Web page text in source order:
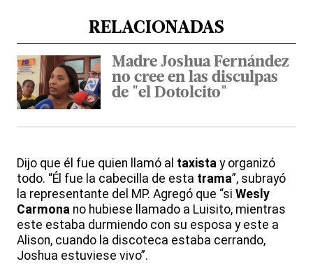
RELACIONADAS
Madre Joshua Fernández
no cree en las disculpas
de "el Dotolcito"
Dijo que él fue quien llamó al taxista y organizó
todo. “Él fue la cabecilla de esta trama”, subrayó
la representante del MP. Agregó que “si Wesly
Carmona no hubiese llamado a Luisito, mientras
este estaba durmiendo con su esposa y este a
Alison, cuando la discoteca estaba cerrando,
Joshua estuviese vivo”.